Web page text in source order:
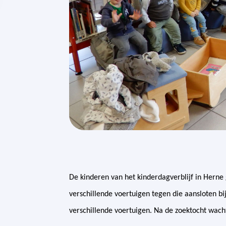
De kinderen van het kinderdagverblijf in
verschillende voertuigen tegen die aansloten
verschillende voertuigen. Na de zoektocht